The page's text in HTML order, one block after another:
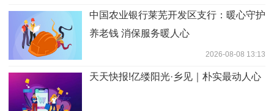
中国农业银行莱芜开发区支行：暖心守护
养老钱 消保服务暖人心
2026-08-08 13:13
天天快报!亿缕阳光·乡见｜朴实最动人心